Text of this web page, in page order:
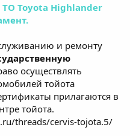
Toyota Highlander
и ремонту
осуществлять
тойота
прилагаются в
тойота.
threads/cervis-tojota.5/